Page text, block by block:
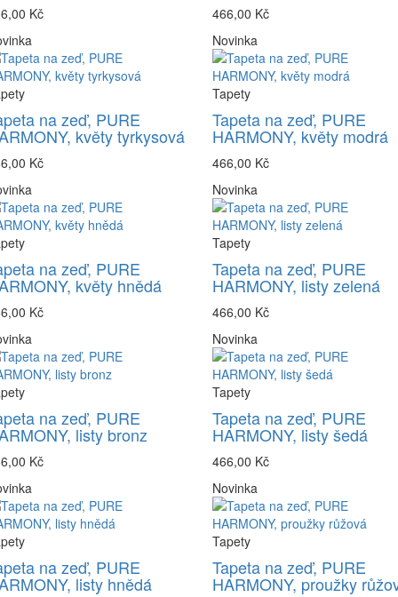
Kč
466,00 Kč
na zeď, PURE
květy tyrkysová
Kč
Novinka
Tapety
Tapeta na zeď, PURE
HARMONY, květy modrá
466,00 Kč
na zeď, PURE
květy hnědá
Kč
Novinka
Tapety
Tapeta na zeď, PURE
HARMONY, listy zelená
466,00 Kč
na zeď, PURE
listy bronz
Kč
Novinka
Tapety
Tapeta na zeď, PURE
HARMONY, listy šedá
466,00 Kč
na zeď, PURE
listy hnědá
Novinka
Tapety
Tapeta na zeď, PURE
HARMONY, proužky